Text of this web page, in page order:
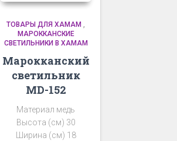
ТОВАРЫ ДЛЯ ХАМАМ ,
МАРОККАНСКИЕ
СВЕТИЛЬНИКИ В ХАМАМ
Марокканский
светильник
MD-152
Материал медь
Высота (см) 30
Ширина (см) 18